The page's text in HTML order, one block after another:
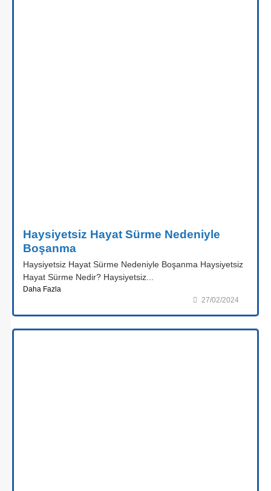
Haysiyetsiz Hayat Sürme Nedeniyle
Boşanma
Haysiyetsiz Hayat Sürme Nedeniyle Boşanma Haysiyetsiz
Hayat Sürme Nedir? Haysiyetsiz...
Daha Fazla
27/02/2024